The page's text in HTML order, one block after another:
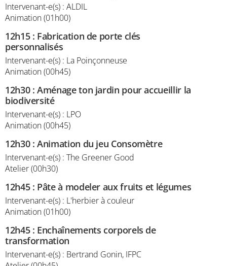
Intervenant-e(s) : ALDIL
Animation (01h00)
12h15: Fabrication de porte clés
personnalisés
Intervenant-e(s) : La Poinçonneuse
Animation (00h45)
12h30:Aménage ton jardin pour accueillir la
biodiversité
Intervenant-e(s) : LPO
Animation (00h45)
12h30:Animation du jeu Consomètre
Intervenant-e(s) : The Greener Good
Atelier (00h30)
12h45: Pâte à modeler aux fruits et légumes
Intervenant-e(s) : L'herbier à couleur
Animation (01h00)
12h45: Enchaînements corporels de
transformation
Intervenant-e(s) : Bertrand Gonin, IFPC